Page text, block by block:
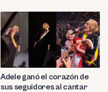
Adele ganó el corazón de
sus seguidores al cantar